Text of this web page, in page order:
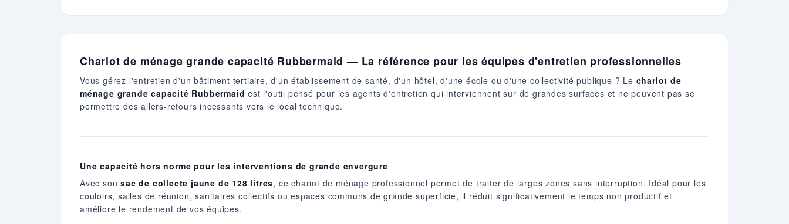
Chariot de ménage grande capacité Rubbermaid — La référence pour les équipes d'entretien professionnelles
Vous gérez l'entretien d'un bâtiment tertiaire, d'un établissement de santé, d'un hôtel, d'une école ou d'une collectivité publique ? Le chariot de
ménage grande capacité Rubbermaid est l'outil pensé pour les agents d'entretien qui interviennent sur de grandes surfaces et ne peuvent pas se
permettre des allers-retours incessants vers le local technique.
Une capacité hors norme pour les interventions de grande envergure
Avec sonsac de collecte jaune de 128 litres, ce chariot de ménage professionnel permet de traiter de larges zones sans interruption. Idéal pour les
couloirs, salles de réunion, sanitaires collectifs ou espaces communs de grande superficie, il réduit significativement le temps non productif et
améliore le rendement de vos équipes.